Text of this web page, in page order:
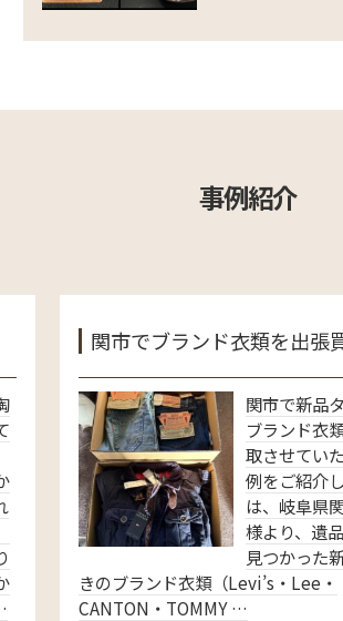
事例紹介
関市でブランド衣類を出張
関市で新品
ブランド衣
取させてい
例をご紹介
は、岐阜県
様より、遺
見つかった
きのブランド衣類（Levi’s・Lee・
CANTON・TOMMY …